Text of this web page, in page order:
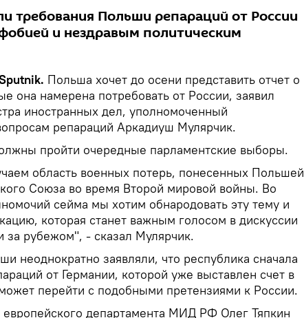
требования Польши репараций от России
и нездравым политическим
Польша хочет до осени представить отчет о
она намерена потребовать от России, заявил
иностранных дел, уполномоченный
репараций Аркадиуш Мулярчик.
пройти очередные парламентские выборы.
область военных потерь, понесенных Польшей
Союза во время Второй мировой войны. Во
сейма мы хотим обнародовать эту тему и
которая станет важным голосом в дискуссии
за рубежом", - сказал Мулярчик.
неоднократно заявляли, что республика сначала
от Германии, которой уже выставлен счет в
перейти с подобными претензиями к России.
европейского департамента МИД РФ Олег Тяпкин